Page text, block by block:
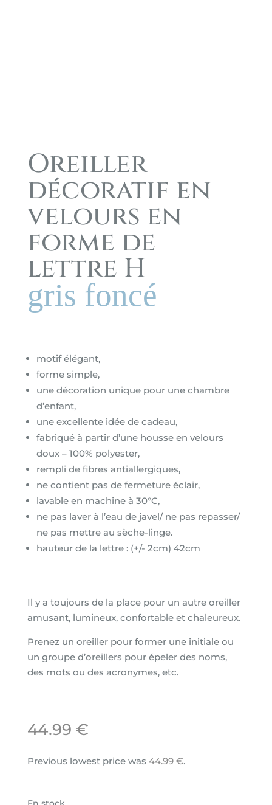
Oreiller
décoratif en
velours en
forme de
lettre H
gris foncé
motif élégant,
forme simple,
une décoration unique pour une chambre
d’enfant,
une excellente idée de cadeau,
fabriqué à partir d’une housse en velours
doux – 100% polyester,
rempli de fibres antiallergiques,
ne contient pas de fermeture éclair,
lavable en machine à 30°C,
ne pas laver à l’eau de javel/ ne pas repasser/
ne pas mettre au sèche-linge.
hauteur de la lettre : (+/- 2cm) 42cm
Il y a toujours de la place pour un autre oreiller
amusant, lumineux, confortable et chaleureux.
Prenez un oreiller pour former une initiale ou
un groupe d’oreillers pour épeler des noms,
des mots ou des acronymes, etc.
44.99 €
Previous lowest price was 44.99 €.
En stock